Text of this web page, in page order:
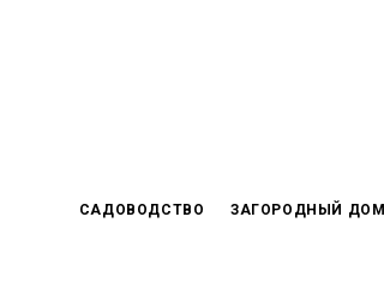
САДОВОДСТВО ЗАГОРОДНЫЙ ДОМ